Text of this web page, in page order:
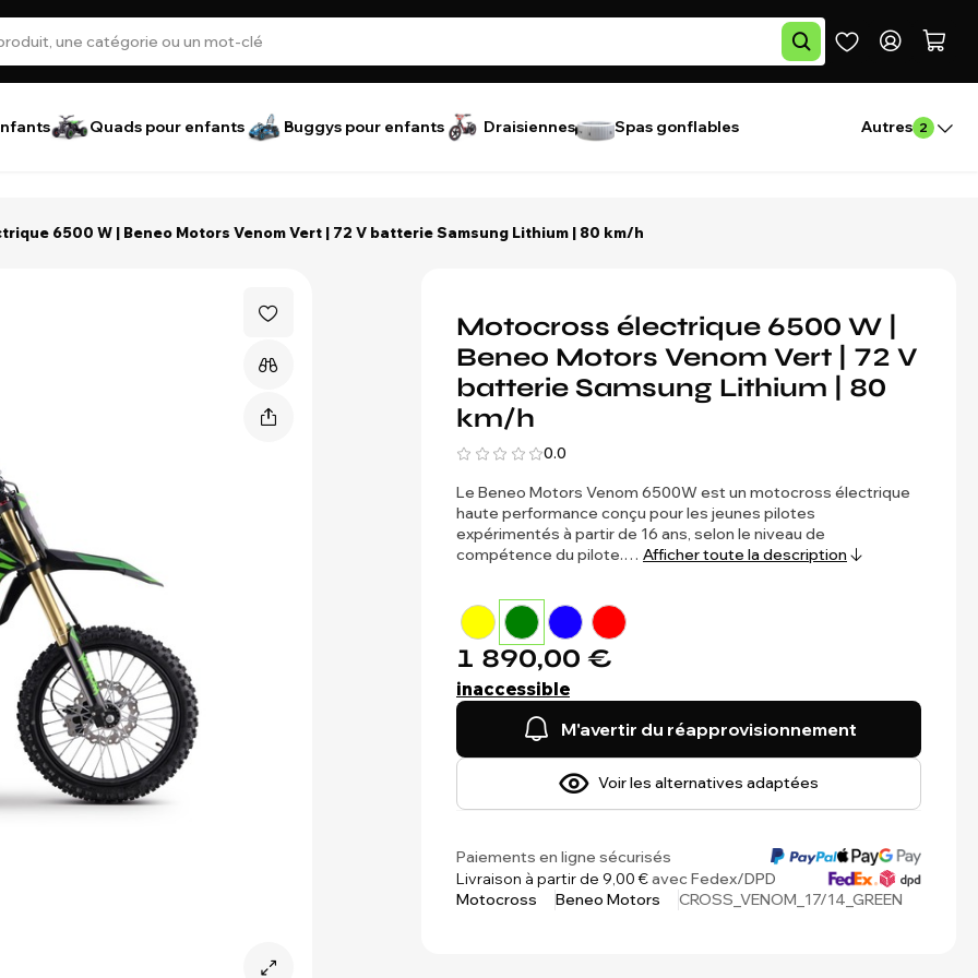
Quads pour enfants Buggys pour enfants Draisiennes Spas gonflables Autres 2
6500 W | Beneo Motors Venom Vert | 72 V batterie Samsung Lithium | 80 km/h
Motocross électrique 6500 W |
Beneo Motors Venom Vert | 72 V
batterie Samsung Lithium | 80
km/h
0.0
Le Beneo Motors Venom 6500W est un motocross électrique
haute performance conçu pour les jeunes pilotes
expérimentés à partir de 16 ans, selon le niveau de
compétence du pilote.… Afficher toute la description
1 890,00 €
inaccessible
M'avertir du réapprovisionnement
Voir les alternatives adaptées
Paiements en ligne sécurisés
Livraison à partir de 9,00 €avec Fedex/DPD
Motocross
Beneo Motors CROSS_VENOM_17/14_GREEN